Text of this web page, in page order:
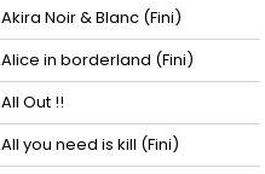
Akira Noir & Blanc (Fini)
Alice in borderland (Fini)
All Out !!
All you need is kill (Fini)